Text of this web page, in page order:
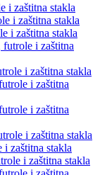
i zaštitna stakla
i zaštitna stakla
i zaštitna stakla
futrole i zaštitna
i zaštitna stakla
i zaštitna
i zaštitna
i zaštitna stakla
i zaštitna stakla
i zaštitna stakla